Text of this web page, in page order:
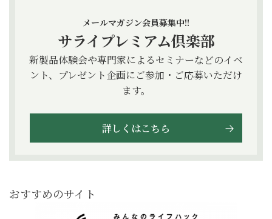
メールマガジン会員募集中!!
サライプレミアム倶楽部
新製品体験会や専門家によるセミナーなどのイベ
ント、プレゼント企画にご参加・ご応募いただけ
ます。
詳しくはこちら
おすすめのサイト